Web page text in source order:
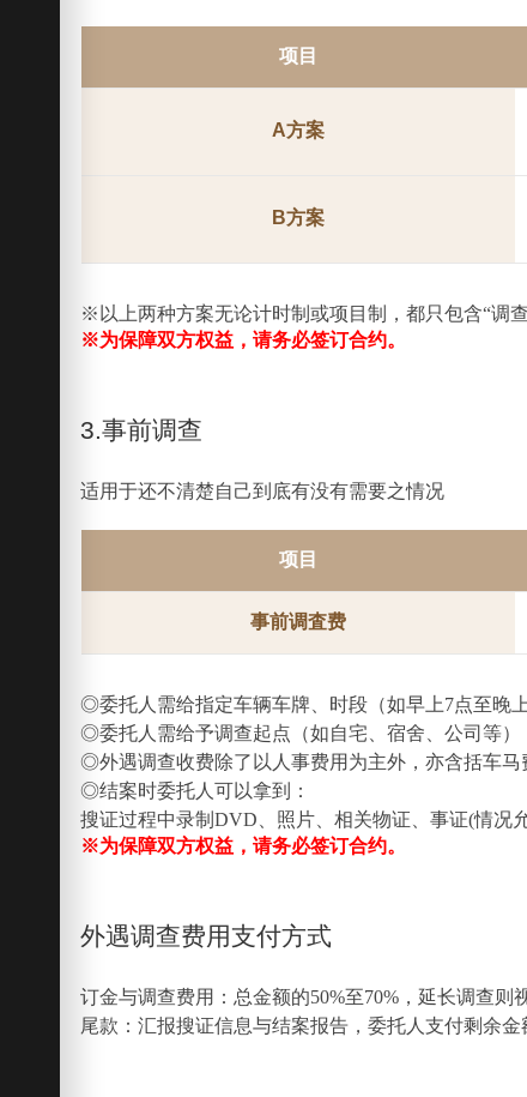
项目
A方案
B方案
※以上两种方案无论计时制或项目制，都只包含“调
※为保障双方权益，请务必签订合约。
3.事前调查
适用于还不清楚自己到底有没有需要之情况
项目
事前调査费
◎委托人需给指定车辆车牌、时段（如早上7点至晚
◎委托人需给予调查起点（如自宅、宿舍、公司等）
◎外遇调查收费除了以人事费用为主外，亦含括车马
◎结案时委托人可以拿到：
搜证过程中录制DVD、照片、相关物证、事证(情况
※为保障双方权益，请务必签订合约。
外遇调查费用支付方式
订金与调查费用：总金额的50%至70%，延长调查则
尾款：汇报搜证信息与结案报告，委托人支付剩余金